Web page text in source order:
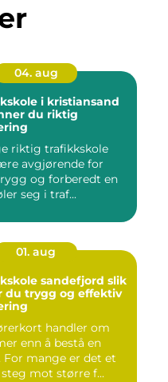
04. aug
i kristiansand
du riktig
riktig trafikkskole
avgjørende for
og forberedt en
seg i traf...
01. aug
sandefjord slik
du trygg og effektiv
handler om
enn å bestå en
For mange er det et
mot større f...